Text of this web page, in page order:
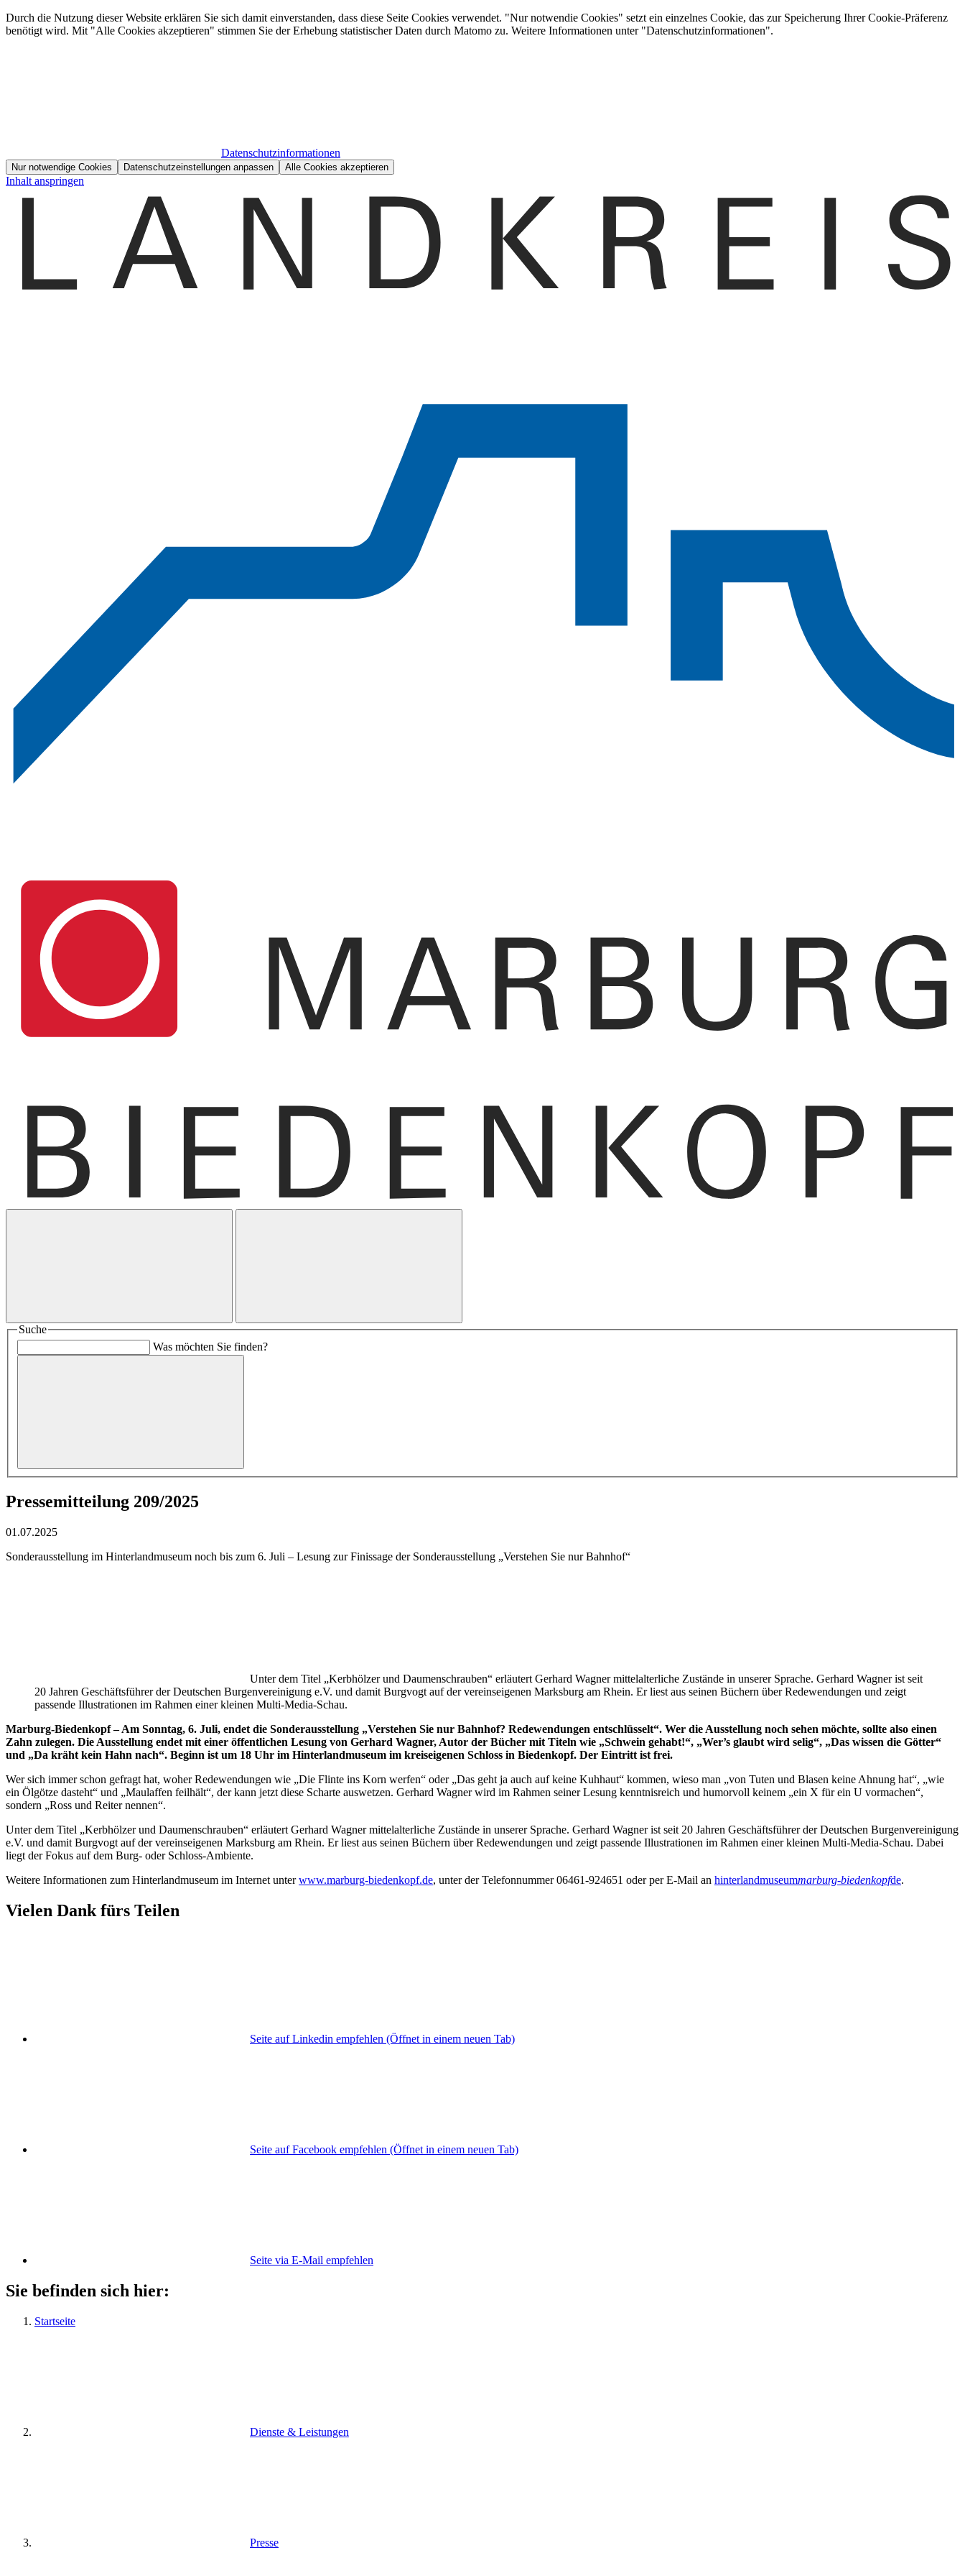
Durch die Nutzung dieser Website erklären Sie sich damit einverstanden, dass diese Seite Cookies verwendet. "Nur notwendie Cookies" setzt ein einzelnes Cookie, das zur Speicherung Ihrer Cookie-Präferenz
benötigt wird. Mit "Alle Cookies akzeptieren" stimmen Sie der Erhebung statistischer Daten durch Matomo zu. Weitere Informationen unter "Datenschutzinformationen".
Datenschutzinformationen
Nur notwendige Cookies Datenschutzeinstellungen anpassen Alle Cookies akzeptieren
Inhalt anspringen
Suche
Was möchten Sie finden?
Pressemitteilung 209/2025
01.07.2025
Sonderausstellung im Hinterlandmuseum noch bis zum 6. Juli – Lesung zur Finissage der Sonderausstellung „Verstehen Sie nur Bahnhof“
Unter dem Titel „Kerbhölzer und Daumenschrauben“ erläutert Gerhard Wagner mittelalterliche Zustände in unserer Sprache. Gerhard Wagner ist seit
20 Jahren Geschäftsführer der Deutschen Burgenvereinigung e.V. und damit Burgvogt auf der vereinseigenen Marksburg am Rhein. Er liest aus seinen Büchern über Redewendungen und zeigt
passende Illustrationen im Rahmen einer kleinen Multi-Media-Schau.
Marburg-Biedenkopf – Am Sonntag, 6. Juli, endet die Sonderausstellung „Verstehen Sie nur Bahnhof? Redewendungen entschlüsselt“. Wer die Ausstellung noch sehen möchte, sollte also einen
Zahn zulegen. Die Ausstellung endet mit einer öffentlichen Lesung von Gerhard Wagner, Autor der Bücher mit Titeln wie „Schwein gehabt!“, „Wer’s glaubt wird selig“, „Das wissen die Götter“
und „Da kräht kein Hahn nach“. Beginn ist um 18 Uhr im Hinterlandmuseum im kreiseigenen Schloss in Biedenkopf. Der Eintritt ist frei.
Wer sich immer schon gefragt hat, woher Redewendungen wie „Die Flinte ins Korn werfen“ oder „Das geht ja auch auf keine Kuhhaut“ kommen, wieso man „von Tuten und Blasen keine Ahnung hat“, „wie
ein Ölgötze dasteht“ und „Maulaffen feilhält“, der kann jetzt diese Scharte auswetzen. Gerhard Wagner wird im Rahmen seiner Lesung kenntnisreich und humorvoll keinem „ein X für ein U vormachen“,
sondern „Ross und Reiter nennen“.
Unter dem Titel „Kerbhölzer und Daumenschrauben“ erläutert Gerhard Wagner mittelalterliche Zustände in unserer Sprache. Gerhard Wagner ist seit 20 Jahren Geschäftsführer der Deutschen Burgenvereinigung
e.V. und damit Burgvogt auf der vereinseigenen Marksburg am Rhein. Er liest aus seinen Büchern über Redewendungen und zeigt passende Illustrationen im Rahmen einer kleinen Multi-Media-Schau. Dabei
liegt der Fokus auf dem Burg- oder Schloss-Ambiente.
Weitere Informationen zum Hinterlandmuseum im Internet unterwww.marburg-biedenkopf.de, unter der Telefonnummer 06461-924651 oder per E-Mail an hinterlandmuseummarburg-biedenkopfde.
Vielen Dank fürs Teilen
Seite auf Linkedin empfehlen (Öffnet in einem neuen Tab)
Seite auf Facebook empfehlen (Öffnet in einem neuen Tab)
Seite via E-Mail empfehlen
Sie befinden sich hier:
Startseite
Dienste & Leistungen
Presse